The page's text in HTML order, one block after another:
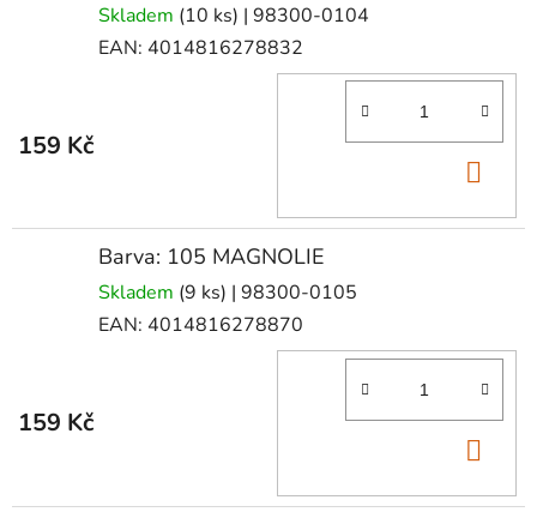
Skladem (10 ks) | 98300-0104
EAN: 4014816278832
159 Kč
Barva: 105 MAGNOLIE
Skladem (9 ks) | 98300-0105
EAN: 4014816278870
159 Kč